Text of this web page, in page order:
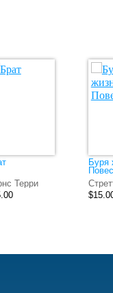
Терри
Буря